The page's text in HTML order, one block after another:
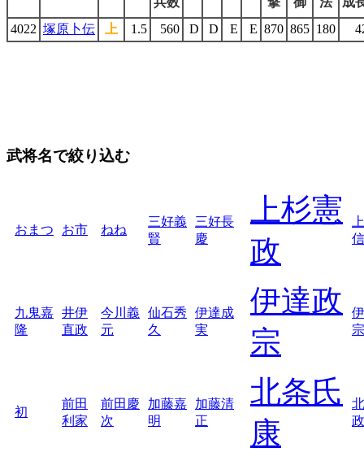
4022 塚原卜伝 上 1.5 560 D D E E 870 865 180
武将名で絞り込む
おまつ お市 ねね
三好義
賢
三好長
慶
上杉憲
政
信
九鬼嘉
隆
井伊
直政
今川義
元
仙石秀
久
伊達成
実
伊達政
宗
宗
初
前田
利家
前田慶
次
加藤嘉
明
加藤清
正
北条氏
康
政